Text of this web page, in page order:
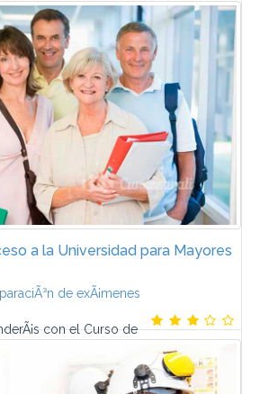
superar las dos partes de que consta
a Ciclos de Grado
temÃ¡ticoÃrea SociolingÃ¼Ã­stica.
a la Universidad para Mayores
de exÃ¡menes
con el Curso de
para mayores de 45 aÃ±os?-
habrÃ¡s adquirido los
imprescindibles exigidos en las...